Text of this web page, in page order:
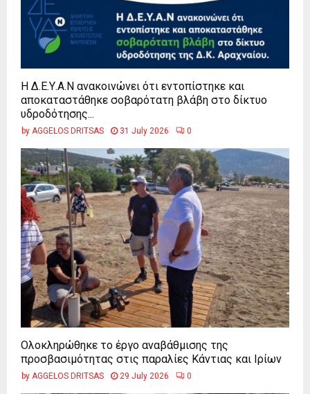
Η Δ.Ε.Υ.Α.Ν ανακοινώνει ότι εντοπίστηκε και
αποκαταστάθηκε σοβαρότατη βλάβη στο δίκτυο
υδροδότησης...
by AGGELOS DRITSAS 31 July 2026 0
Ολοκληρώθηκε το έργο αναβάθμισης της
προσβασιμότητας στις παραλίες Κάντιας και Ιρίων
by AGGELOS DRITSAS 29 July 2026 0